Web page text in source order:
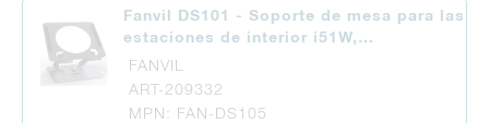
Fanvil DS101 - Soporte de mesa para las
estaciones de interior i51W,…
FANVIL
ART-209332
MPN: FAN-DS105